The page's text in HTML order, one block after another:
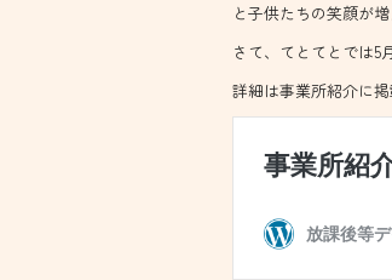
と子供たちの笑顔が
さて、てとてとでは5
詳細は事業所紹介に